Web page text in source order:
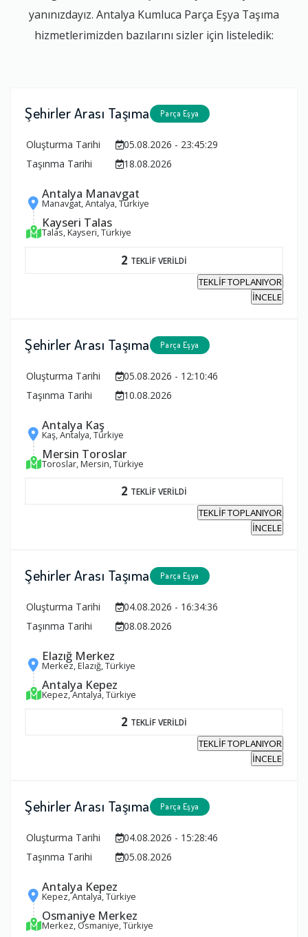
yanınızdayız. Antalya Kumluca Parça Eşya Taşıma
hizmetlerimizden bazılarını sizler için listeledik:
Şehirler Arası Taşıma Parça Eşya
Oluşturma Tarihi
05.08.2026 - 23:45:29
Taşınma Tarihi
18.08.2026
Antalya Manavgat
Manavgat, Antalya, Türkiye
Kayseri Talas
Talas, Kayseri, Türkiye
2 TEKLİF VERİLDİ
TEKLİF TOPLANIYOR
İNCELE
Şehirler Arası Taşıma Parça Eşya
Oluşturma Tarihi
05.08.2026 - 12:10:46
Taşınma Tarihi
10.08.2026
Antalya Kaş
Kaş, Antalya, Türkiye
Mersin Toroslar
Toroslar, Mersin, Türkiye
2 TEKLİF VERİLDİ
TEKLİF TOPLANIYOR
İNCELE
Şehirler Arası Taşıma Parça Eşya
Oluşturma Tarihi
04.08.2026 - 16:34:36
Taşınma Tarihi
08.08.2026
Elazığ Merkez
Merkez, Elazığ, Türkiye
Antalya Kepez
Kepez, Antalya, Türkiye
2 TEKLİF VERİLDİ
TEKLİF TOPLANIYOR
İNCELE
Şehirler Arası Taşıma Parça Eşya
Oluşturma Tarihi
04.08.2026 - 15:28:46
Taşınma Tarihi
05.08.2026
Antalya Kepez
Kepez, Antalya, Türkiye
Osmaniye Merkez
Merkez, Osmaniye, Türkiye